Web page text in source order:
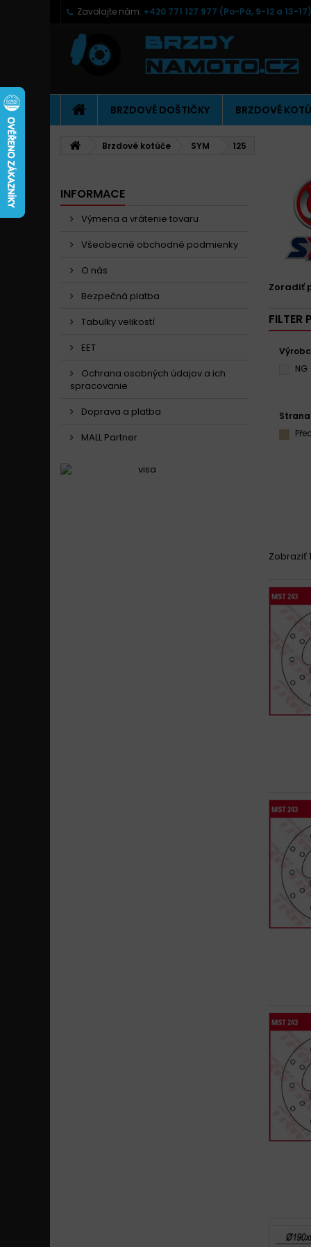
Zavolajte nám: +420 771 127 977 (Po-Pá, 9-12 a 13-17)
BRZDOVÉ DOŠTIČKY BRZDOVÉ
Brzdové kotúče SYM 125
INFORMACE
Výmena a vrátenie tovaru
Všeobecné obchodné podmienky
O nás
Bezpečná platba
Tabulky velikostí
EET
Ochrana osobných údajov a ich
spracovanie
Doprava a platba
MALL Partner
Zoradiť
FILTER
NG
Strana
Zobraziť